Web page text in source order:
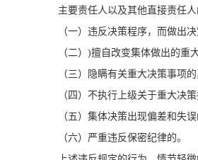
主要责任人以及其他直接责任
（一）违反决策程序，而做出
（二）)擅自改变集体做出的
（三）隐瞒有关重大决策事项
（四）不执行上级关于重大决
（五）集体决策出现偏差和失
（六）严重违反保密纪律的。